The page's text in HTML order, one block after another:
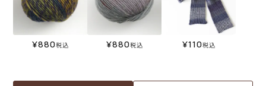
¥880税込 ¥880税込 ¥110税込